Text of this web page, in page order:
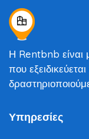
Η Rentbnb είναι
που
Υπηρεσίες